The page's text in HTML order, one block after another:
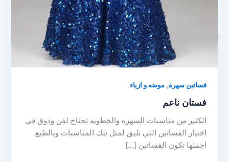
فساتين سهرة,موضه و ازياء
فستان ناعم
الكثير من مناسبات السهره والخطوبه تحتاج لفن وذوق في
اختيار الفساتين التي تليق لمثل تلك المناسبات وبالطبع
اجملها تكون الفساتين […]